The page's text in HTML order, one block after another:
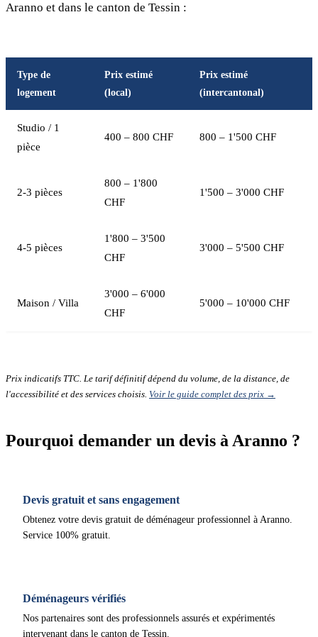
Aranno et dans le canton de Tessin :
Type de
logement
Prix estimé
(local)
Prix estimé
(intercantonal)
Studio / 1
pièce
400 – 800 CHF 800 – 1'500 CHF
2-3 pièces
800 – 1'800
CHF
1'500 – 3'000 CHF
4-5 pièces
1'800 – 3'500
CHF
3'000 – 5'500 CHF
Maison / Villa
3'000 – 6'000
CHF
5'000 – 10'000 CHF
Prix indicatifs TTC. Le tarif définitif dépend du volume, de la distance, de
l'accessibilité et des services choisis. Voir le guide complet des prix →
Pourquoi demander un devis à Aranno ?
Devis gratuit et sans engagement
Obtenez votre devis gratuit de déménageur professionnel à Aranno.
Service 100% gratuit.
Déménageurs vérifiés
Nos partenaires sont des professionnels assurés et expérimentés
intervenant dans le canton de Tessin.